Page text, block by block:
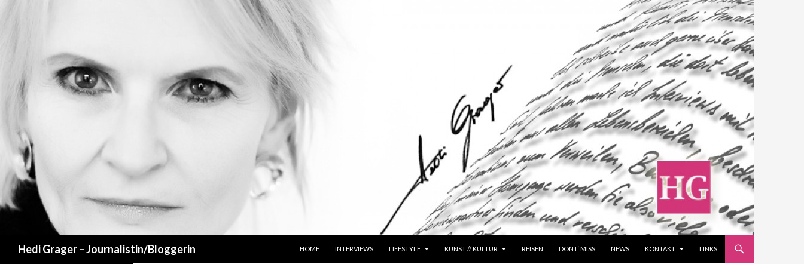
Hedi Grager – Journalistin/Bloggerin
HOME
INTERVIEWS LIFESTYLE KUNST // KULTUR REISEN DONT‘ MISS NEWS KONTAKT LINKS